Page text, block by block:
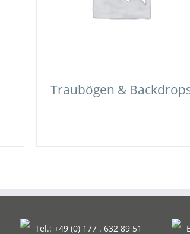
Traubögen &
Tel.: +49 (0) 177 . 632 89 51